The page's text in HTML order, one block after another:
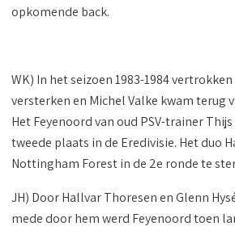
opkomende back.
WK) In het seizoen 1983-1984
versterken en Michel Valke kwam terug
Het Feyenoord van oud PSV-trainer
tweede plaats in de Eredivisie. Het duo
Nottingham Forest in de 2e ronde te
JH) Door Hallvar Thoresen en Glenn
mede door hem werd Feyenoord toen